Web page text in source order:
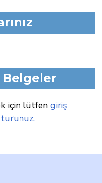
için lütfen giriş